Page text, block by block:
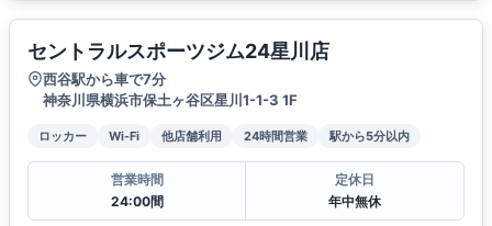
セントラルスポーツジム24星川店
西谷駅から車で7分
神奈川県横浜市保土ヶ谷区星川1-1-3 1F
ロッカー Wi-Fi 他店舗利用 24時間営業 駅から5分以内
営業時間
24:00間
定休日
年中無休